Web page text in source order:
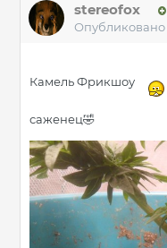
stereofox
Опубликовано
Камель Фрикшоу
саженец🤣